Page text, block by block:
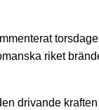
riket
drivande